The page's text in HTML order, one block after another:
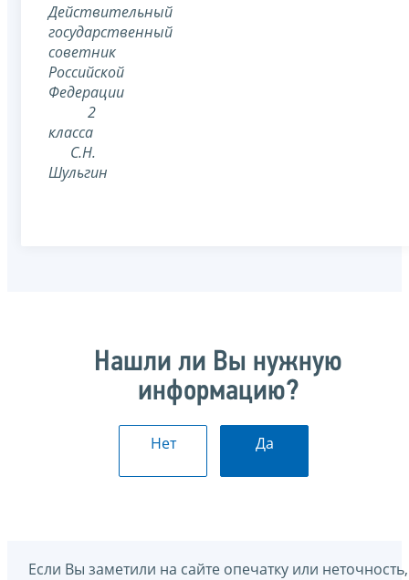
Действительный
государственный
советник
Российской
Федерации
2
класса
С.Н.
Шульгин
Нашли ли Вы нужную
информацию?
Нет Да
Если Вы заметили на сайте опечатку или неточность,